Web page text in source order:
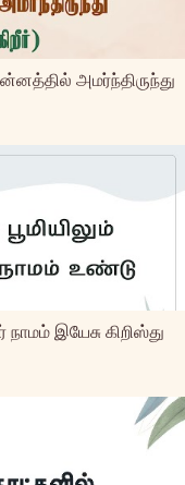
அமர்ந்திருந்து
இயேசு கிறிஸ்து